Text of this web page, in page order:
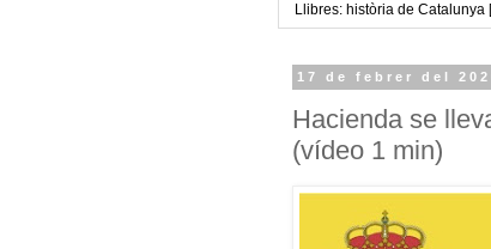
Llibres: història de Catalunya
17 de febrer del
Hacienda se
(vídeo 1 min)